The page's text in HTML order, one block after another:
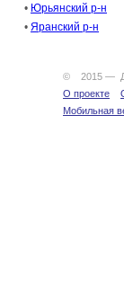
• Юрьянский р-н
• Яранский р-н
© 2015 —
О проекте
Мобильная